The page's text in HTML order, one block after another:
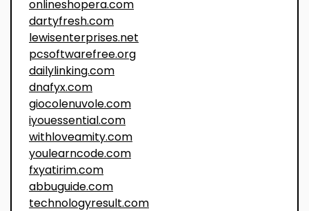
onlineshopera.com
dartyfresh.com
lewisenterprises.net
pcsoftwarefree.org
dailylinking.com
dnafyx.com
giocolenuvole.com
iyouessential.com
withloveamity.com
youlearncode.com
fxyatirim.com
abbuguide.com
technologyresult.com